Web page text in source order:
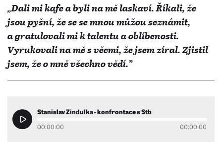
„Dali mi kafe a byli na mě laskaví. Říkali, že
jsou pyšní, že se se mnou můžou seznámit,
a gratulovali mi k talentu a oblíbenosti.
Vyrukovali na mě s věcmi, že jsem zíral. Zjistil
jsem, že o mně všechno vědí.”
Stanislav Zindulka - konfrontace s Stb
00:00:00 00:00:00